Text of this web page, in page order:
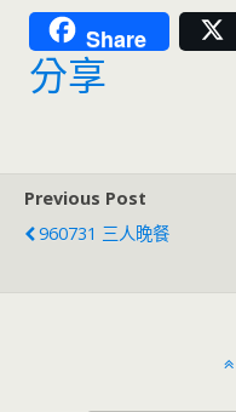
Share
分享
Previous Post
960731 三人晚餐